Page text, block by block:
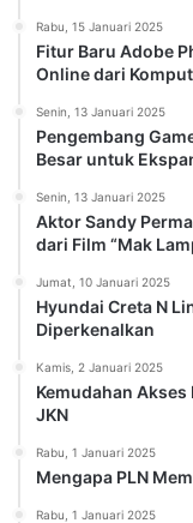
Rabu, 15 Januari 2025
Fitur Baru Adobe
Online dari
Senin, 13 Januari 2025
Pengembang
Besar untuk
Senin, 13 Januari 2025
Aktor Sandy
dari Film “Mak
Jumat, 10 Januari 2025
Hyundai Creta N
Diperkenalkan
Kamis, 2 Januari 2025
Kemudahan
JKN
Rabu, 1 Januari 2025
Mengapa PLN
Rabu, 1 Januari 2025